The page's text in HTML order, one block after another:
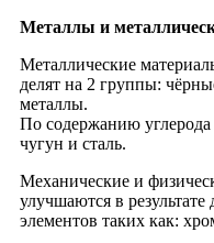
Металлы и
Металлические
делят на 2 группы:
металлы.
По содержанию
чугун и сталь.
Механические и
улучшаются в
элементов таких как: